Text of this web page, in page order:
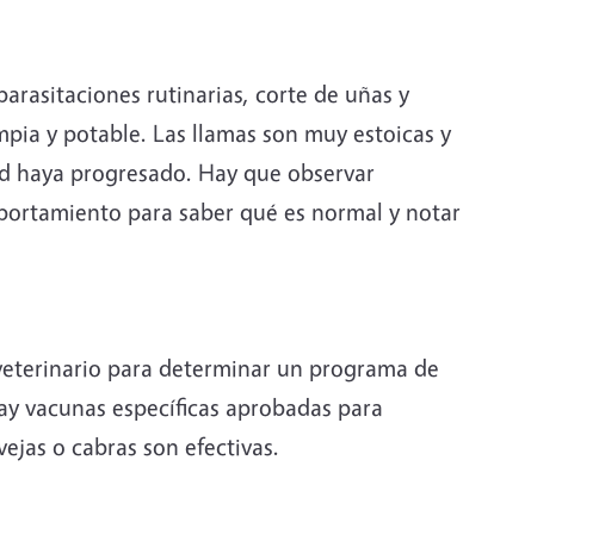
rutinarias, corte de uñas y
y potable. Las llamas son muy estoicas y
haya progresado. Hay que observar
para saber qué es normal y notar
para determinar un programa de
vacunas específicas aprobadas para
o cabras son efectivas.